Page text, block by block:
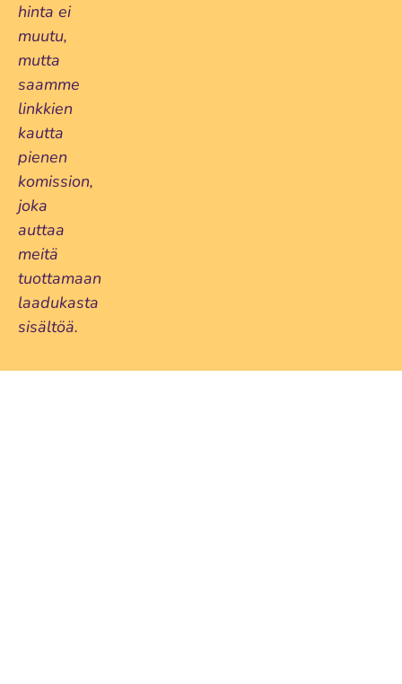
hinta ei
muutu,
mutta
saamme
linkkien
kautta
pienen
komission,
joka
auttaa
meitä
tuottamaan
laadukasta
sisältöä.